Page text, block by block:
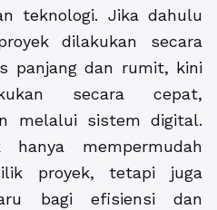
teknologi. Jika dahulu
dilakukan secara
panjang dan rumit, kini
secara cepat,
melalui sistem digital.
mempermudah
proyek, tetapi juga
bagi efisiensi dan